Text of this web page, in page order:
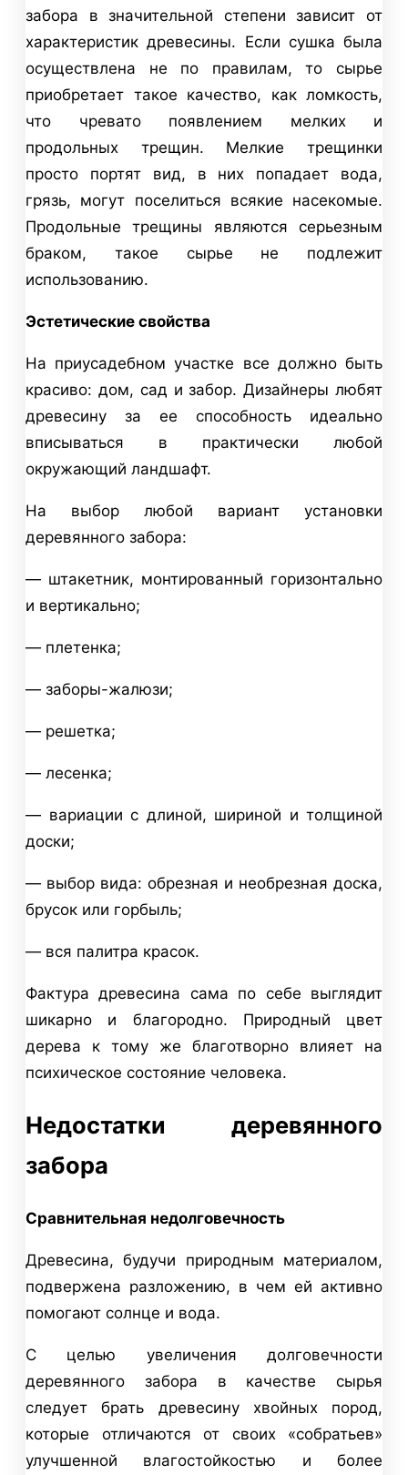
забора в значительной степени зависит от
характеристик древесины. Если сушка была
осуществлена не по правилам, то сырье
приобретает такое качество, как ломкость,
что чревато появлением мелких и
продольных трещин. Мелкие трещинки
просто портят вид, в них попадает вода,
грязь, могут поселиться всякие насекомые.
Продольные трещины являются серьезным
браком, такое сырье не подлежит
использованию.
Эстетические свойства
На приусадебном участке все должно быть
красиво: дом, сад и забор. Дизайнеры любят
древесину за ее способность идеально
вписываться в практически любой
окружающий ландшафт.
На выбор любой вариант установки
деревянного забора:
— штакетник, монтированный горизонтально
и вертикально;
— плетенка;
— заборы-жалюзи;
— решетка;
— лесенка;
— вариации с длиной, шириной и толщиной
доски;
— выбор вида: обрезная и необрезная доска,
брусок или горбыль;
— вся палитра красок.
Фактура древесина сама по себе выглядит
шикарно и благородно. Природный цвет
дерева к тому же благотворно влияет на
психическое состояние человека.
Недостатки деревянного
забора
Сравнительная недолговечность
Древесина, будучи природным материалом,
подвержена разложению, в чем ей активно
помогают солнце и вода.
С целью увеличения долговечности
деревянного забора в качестве сырья
следует брать древесину хвойных пород,
которые отличаются от своих «собратьев»
улучшенной влагостойкостью и более